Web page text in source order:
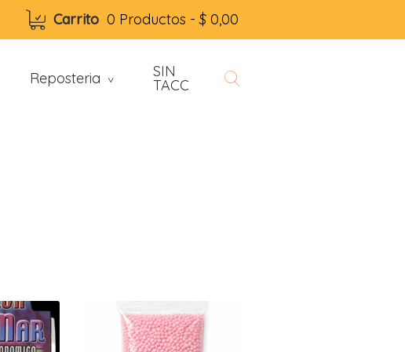
Carrito 0 Productos -$ 0,00
Reposteria > SIN
TACC